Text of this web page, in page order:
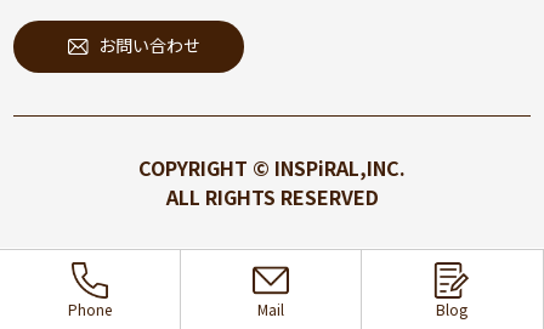
2024年5月
2024年4月 (32)
2024年2月(31)
2024年1月(45)
2023年12月(31)
(31)
(32)
お問い合わせ
COPYRIGHT © INSPiRAL,INC.
ALL RIGHTS RESERVED
Phone Mail Blog